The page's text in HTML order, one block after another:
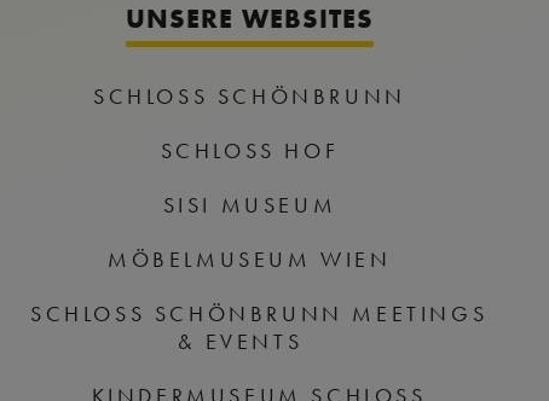
UNSERE WEBSITES
SCHLOSS SCHÖNBRUNN
SCHLOSS HOF
SISI MUSEUM
MÖBELMUSEUM WIEN
SCHLOSS SCHÖNBRUNN MEETINGS
& EVENTS